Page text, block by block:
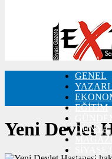
FOTO
VIDEO
TRAFİK
CANLI
HABER
GENEL
EĞİTİM
DÜNYA
Yeni Devlet